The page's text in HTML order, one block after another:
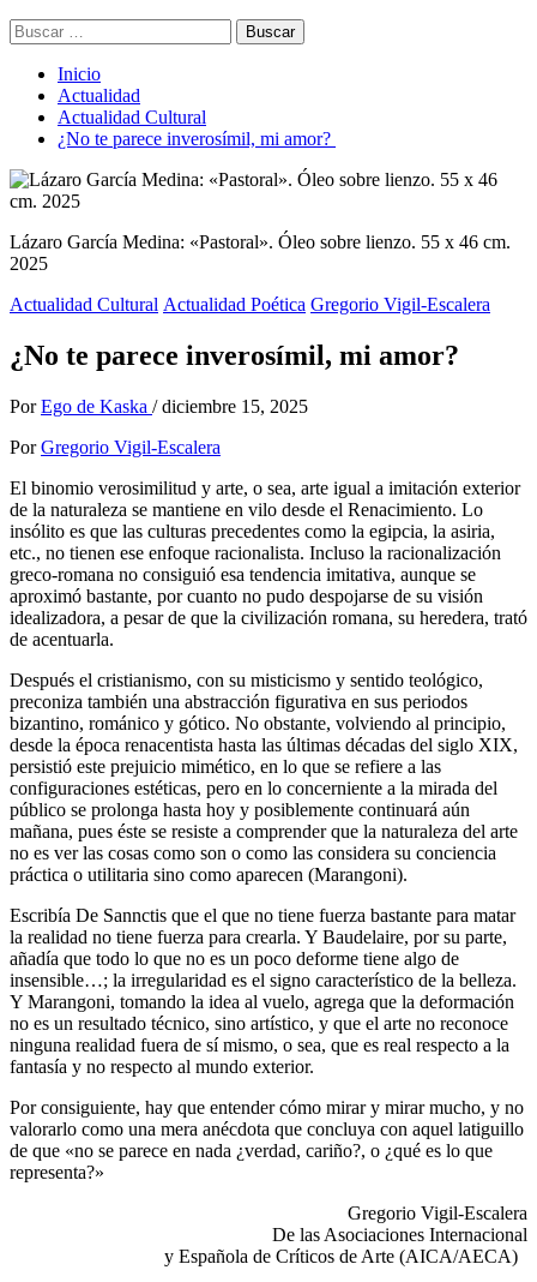
Buscar:
Inicio
Actualidad
Actualidad Cultural
¿No te parece inverosímil, mi amor?
Lázaro García Medina: «Pastoral». Óleo sobre lienzo. 55 x 46 cm.
2025
Actualidad Cultural Actualidad Poética Gregorio Vigil-Escalera
¿No te parece inverosímil, mi amor?
Por Ego de Kaska / diciembre 15, 2025
PorGregorio Vigil-Escalera
El binomio verosimilitud y arte, o sea, arte igual a imitación exterior
de la naturaleza se mantiene en vilo desde el Renacimiento. Lo
insólito es que las culturas precedentes como la egipcia, la asiria,
etc., no tienen ese enfoque racionalista. Incluso la racionalización
greco-romana no consiguió esa tendencia imitativa, aunque se
aproximó bastante, por cuanto no pudo despojarse de su visión
idealizadora, a pesar de que la civilización romana, su heredera, trató
de acentuarla.
Después el cristianismo, con su misticismo y sentido teológico,
preconiza también una abstracción figurativa en sus periodos
bizantino, románico y gótico. No obstante, volviendo al principio,
desde la época renacentista hasta las últimas décadas del siglo XIX,
persistió este prejuicio mimético, en lo que se refiere a las
configuraciones estéticas, pero en lo concerniente a la mirada del
público se prolonga hasta hoy y posiblemente continuará aún
mañana, pues éste se resiste a comprender que la naturaleza del arte
no es ver las cosas como son o como las considera su conciencia
práctica o utilitaria sino como aparecen (Marangoni).
Escribía De Sannctis que el que no tiene fuerza bastante para matar
la realidad no tiene fuerza para crearla. Y Baudelaire, por su parte,
añadía que todo lo que no es un poco deforme tiene algo de
insensible…; la irregularidad es el signo característico de la belleza.
Y Marangoni, tomando la idea al vuelo, agrega que la deformación
no es un resultado técnico, sino artístico, y que el arte no reconoce
ninguna realidad fuera de sí mismo, o sea, que es real respecto a la
fantasía y no respecto al mundo exterior.
Por consiguiente, hay que entender cómo mirar y mirar mucho, y no
valorarlo como una mera anécdota que concluya con aquel latiguillo
de que «no se parece en nada ¿verdad, cariño?, o ¿qué es lo que
representa?»
Gregorio Vigil-Escalera
De las Asociaciones Internacional
y Española de Críticos de Arte (AICA/AECA)